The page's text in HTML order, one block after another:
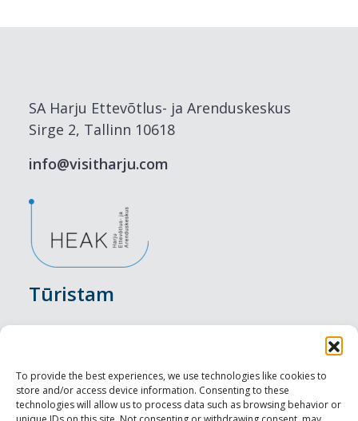
To provide the best experiences, we use technologies like cookies to
store and/or access device information. Consenting to these
technologies will allow us to process data such as browsing behavior or
SA Harju Ettevõtlus- ja Arenduskeskus
Sirge 2, Tallinn 10618
info@visitharju.com
Tūristam
Nakšņošana
Vietas maltītei